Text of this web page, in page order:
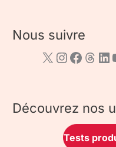
Nous suivre
Découvrez nos
Tests